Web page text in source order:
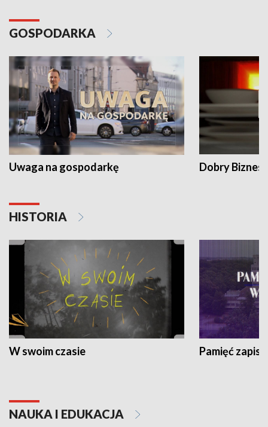
GOSPODARKA
Uwaga na gospodarkę Dobry Biznes
HISTORIA
W swoim czasie Pamięć
NAUKA I EDUKACJA